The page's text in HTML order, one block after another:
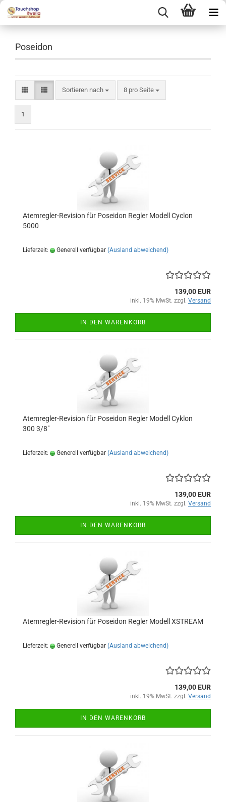
Poseidon
Sortieren nach
Sortieren nach 8 pro Seite
pro Seite
1
Atemregler-Revision für Poseidon Regler Modell Cyclon
5000
Lieferzeit: Generell verfügbar (Ausland abweichend)
139,00 EUR
inkl. 19% MwSt. zzgl. Versand
IN DEN WARENKORB
Atemregler-Revision für Poseidon Regler Modell Cyklon
300 3/8"
Lieferzeit: Generell verfügbar (Ausland abweichend)
139,00 EUR
inkl. 19% MwSt. zzgl. Versand
IN DEN WARENKORB
Atemregler-Revision für Poseidon Regler Modell XSTREAM
Lieferzeit: Generell verfügbar (Ausland abweichend)
139,00 EUR
inkl. 19% MwSt. zzgl. Versand
IN DEN WARENKORB